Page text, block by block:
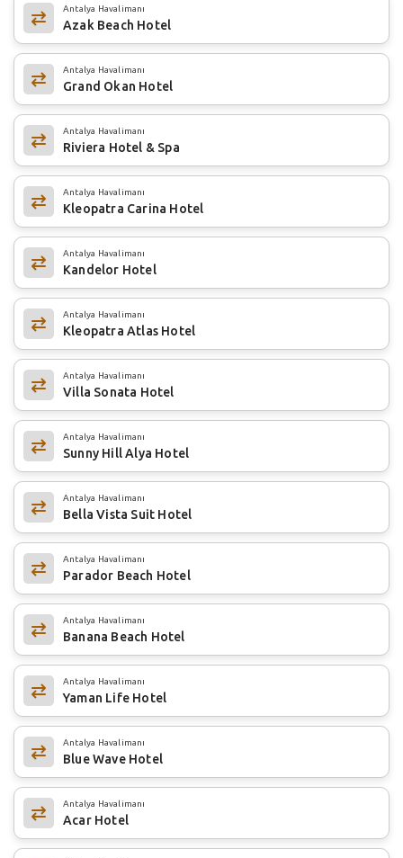
Antalya Havalimanı
Azak Beach Hotel
Antalya Havalimanı
Grand Okan Hotel
Antalya Havalimanı
Riviera Hotel & Spa
Antalya Havalimanı
Kleopatra Carina Hotel
Antalya Havalimanı
Kandelor Hotel
Antalya Havalimanı
Kleopatra Atlas Hotel
Antalya Havalimanı
Villa Sonata Hotel
Antalya Havalimanı
Sunny Hill Alya Hotel
Antalya Havalimanı
Bella Vista Suit Hotel
Antalya Havalimanı
Parador Beach Hotel
Antalya Havalimanı
Banana Beach Hotel
Antalya Havalimanı
Yaman Life Hotel
Antalya Havalimanı
Blue Wave Hotel
Antalya Havalimanı
Acar Hotel